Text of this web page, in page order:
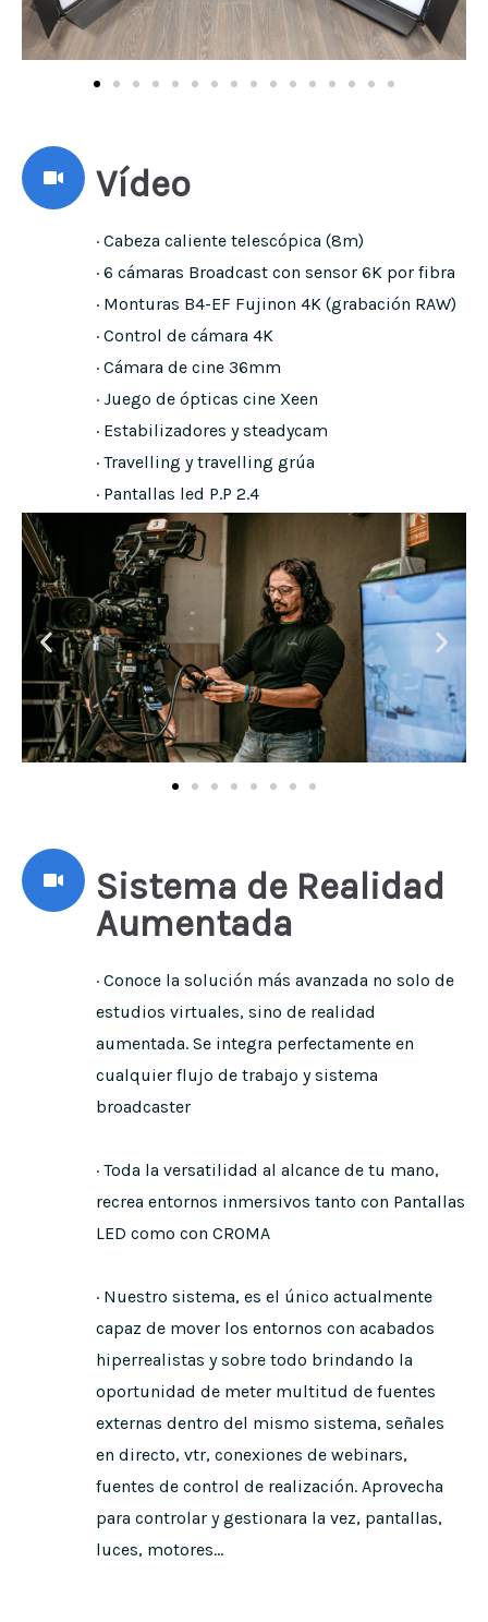
Vídeo
· Cabeza caliente telescópica (8m)
· 6 cámaras Broadcast con sensor 6K por fibra
· Monturas B4-EF Fujinon 4K (grabación RAW)
· Control de cámara 4K
· Cámara de cine 36mm
· Juego de ópticas cine Xeen
· Estabilizadores y steadycam
· Travelling y travelling grúa
· Pantallas led P.P 2.4
Sistema de Realidad
Aumentada
· Conoce la solución más avanzada no solo de
estudios virtuales, sino de realidad
aumentada. Se integra perfectamente en
cualquier flujo de trabajo y sistema
broadcaster
· Toda la versatilidad al alcance de tu mano,
recrea entornos inmersivos tanto con Pantallas
LED como con CROMA
· Nuestro sistema, es el único actualmente
capaz de mover los entornos con acabados
hiperrealistas y sobre todo brindando la
oportunidad de meter multitud de fuentes
externas dentro del mismo sistema, señales
en directo, vtr, conexiones de webinars,
fuentes de control de realización. Aprovecha
para controlar y gestionara la vez, pantallas,
luces, motores...